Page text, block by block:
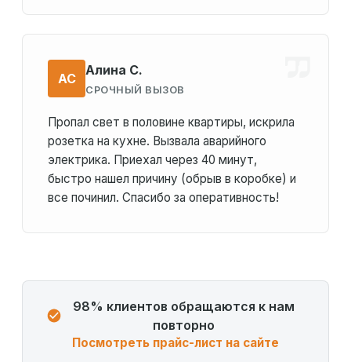
АС
Алина С.
СРОЧНЫЙ ВЫЗОВ
Пропал свет в половине квартиры, искрила
розетка на кухне. Вызвала аварийного
электрика. Приехал через 40 минут,
быстро нашел причину (обрыв в коробке) и
все починил. Спасибо за оперативность!
98% клиентов обращаются к нам
повторно
Посмотреть прайс-лист на сайте